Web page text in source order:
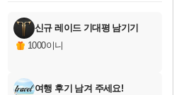
교환.
당첨되셨습니다.
당첨되셨습니다.
당첨되셨습니다.
당첨되셨습니다.
당첨되셨습니다.
당첨되셨습니다.
당첨되셨습니다.
에디션 (스팀코드)를 교환.
당첨되셨습니다.
신규 레이드 기대평 남기기
1000이니
여행 후기 남겨 주세요!